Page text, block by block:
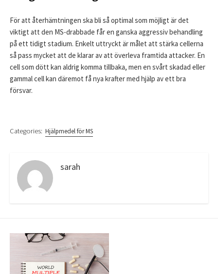
För att återhämtningen ska bli så optimal som möjligt är det
viktigt att den MS-drabbade får en ganska aggressiv behandling
på ett tidigt stadium. Enkelt uttryckt är målet att stärka cellerna
så pass mycket att de klarar av att överleva framtida attacker. En
cell som dött kan aldrig komma tillbaka, men en svårt skadad eller
gammal cell kan däremot få nya krafter med hjälp av ett bra
försvar.
Categories: Hjälpmedel för MS
sarah